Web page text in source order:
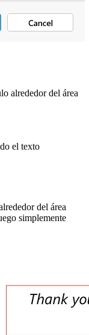
alrededor del área
el texto
del área
simplemente